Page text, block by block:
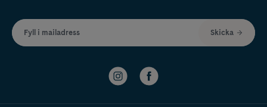
Fyll i mailadress Skicka